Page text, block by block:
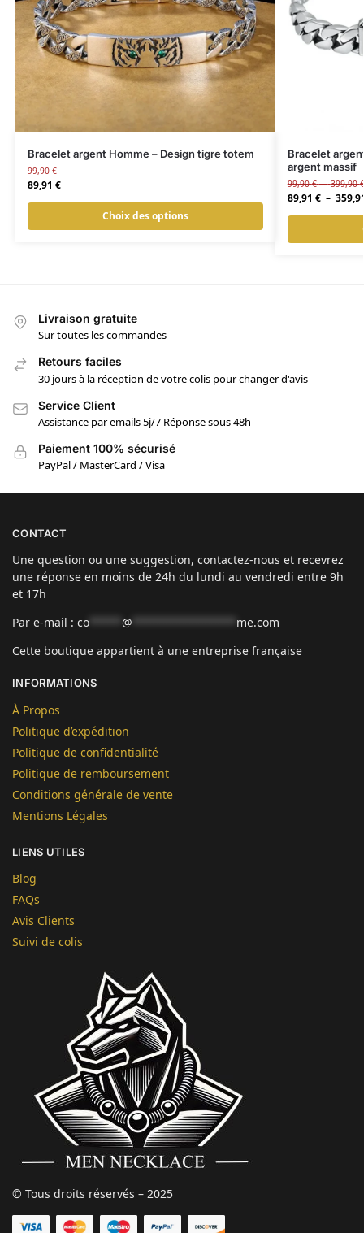
Bracelet argent Homme – Design tigre totem
99,90€
89,91 €
Choix des options
Bracelet
argent massif
99,90€ – 399,90€
89,91 € –
Livraison gratuite
Sur toutes les commandes
Retours faciles
30 jours à la réception de votre colis pour changer d'avis
Service Client
Assistance par emails 5j/7 Réponse sous 48h
Paiement 100% sécurisé
PayPal / MasterCard / Visa
CONTACT
Une question ou une suggestion, contactez-nous et recevrez
une réponse en moins de 24h du lundi au vendredi entre 9h
et 17h
Par e-mail : co @
me.com
Cette boutique appartient à une entreprise française
INFORMATIONS
À Propos
Politique d’expédition
Politique de confidentialité
Politique de remboursement
Conditions générale de vente
Mentions Légales
LIENS UTILES
Blog
FAQs
Avis Clients
Suivi de colis
© Tous droits réservés – 2025